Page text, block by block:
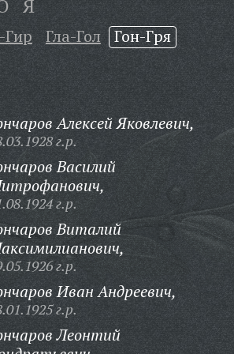
Я
Гир Гла-Гол
Гон-Гря
Алексей Яковлевич,
г.р.
Василий
г.р.
Виталий
г.р.
Иван Андреевич,
г.р.
Леонтий